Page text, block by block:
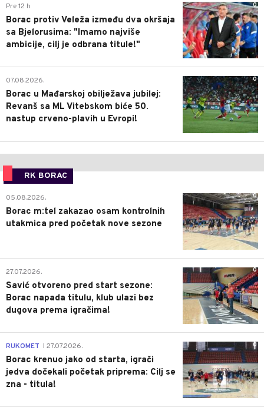
0
Pre 12 h
Borac protiv Veleža između dva okršaja
sa Bjelorusima: "Imamo najviše
ambicije, cilj je odbrana titule!"
0
07.08.2026.
Borac u Mađarskoj obilježava jubilej:
Revanš sa ML Vitebskom biće 50.
nastup crveno-plavih u Evropi!
RK BORAC
0
05.08.2026.
Borac m:tel zakazao osam kontrolnih
utakmica pred početak nove sezone
0
27.07.2026.
Savić otvoreno pred start sezone:
Borac napada titulu, klub ulazi bez
dugova prema igračima!
0
RUKOMET 27.07.2026.
Borac krenuo jako od starta, igrači
jedva dočekali početak priprema: Cilj se
zna - titula!